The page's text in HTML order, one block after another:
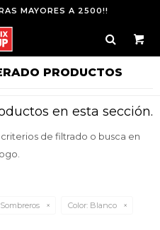
MAYORES A 2500!!
PRODUCTOS
en esta sección.
de filtrado o busca en
Sombreros Color: Blanco